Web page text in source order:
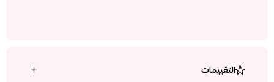
التقييمات